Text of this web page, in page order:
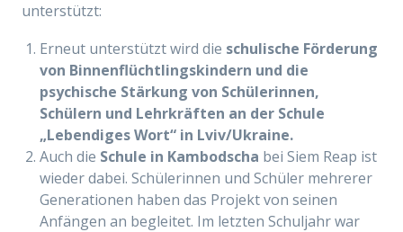
unterstützt:
Erneut unterstützt wird die schulische Förderung
von Binnenflüchtlingskindern und die
psychische Stärkung von Schülerinnen,
Schülern und Lehrkräften an der Schule
„Lebendiges Wort“ in Lviv/Ukraine.
Auch die Schule in Kambodscha bei Siem Reap ist
wieder dabei. Schülerinnen und Schüler mehrerer
Generationen haben das Projekt von seinen
Anfängen an begleitet. Im letzten Schuljahr war